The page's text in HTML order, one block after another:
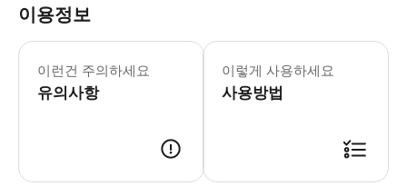
이용정보
이런건 주의하세요
유의사항
어린이 규정 -무료: 3세 미만 아동
이렇게 사용하세요
사용방법